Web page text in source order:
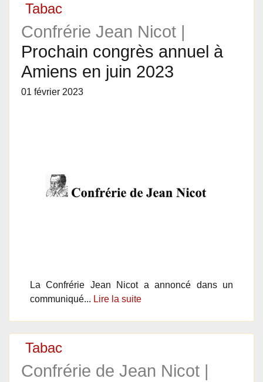
Tabac
Confrérie Jean Nicot |
Prochain congrès annuel à
Amiens en juin 2023
01 février 2023
La Confrérie Jean Nicot a annoncé dans un
communiqué... Lire la suite
Tabac
Confrérie de Jean Nicot |